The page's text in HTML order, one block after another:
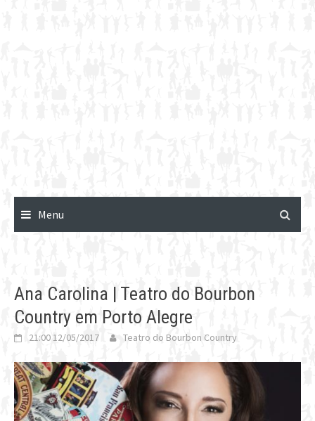
Menu
Ana Carolina | Teatro do Bourbon
Country em Porto Alegre
21:00 12/05/2017 Teatro do Bourbon Country